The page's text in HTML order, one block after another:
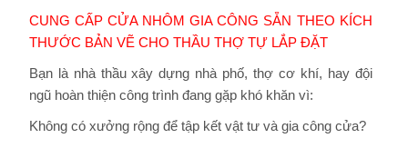
CUNG CẤP CỬA NHÔM GIA CÔNG SẴN THEO KÍCH
THƯỚC BẢN VẼ CHO THẦU THỢ TỰ LẮP ĐẶT
Bạn là nhà thầu xây dựng nhà phố, thợ cơ khí, hay đội
ngũ hoàn thiện công trình đang gặp khó khăn vì:
Không có xưởng rộng để tập kết vật tư và gia công cửa?